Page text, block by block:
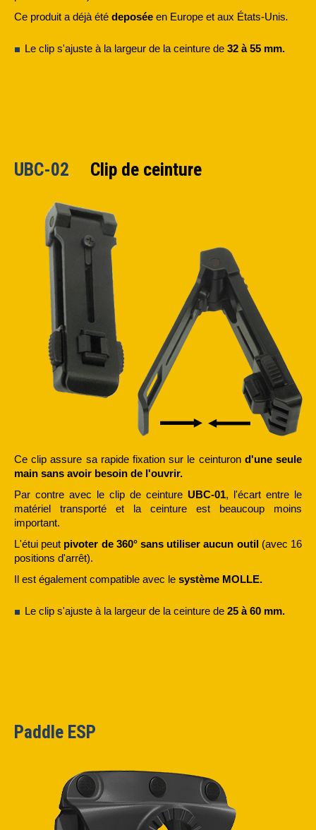
Ce produit a déjà été deposée en Europe et aux États-Unis.
Le clip s'ajuste à la largeur de la ceinture de 32 à 55 mm.
UBC-02 Clip de ceinture
Ce clip assure sa rapide fixation sur le ceinturon d'une seule
main sans avoir besoin de l'ouvrir.
Par contre avec le clip de ceinture UBC-01, l'écart entre le
matériel transporté et la ceinture est beaucoup moins
important.
L'étui peut pivoter de 360° sans utiliser aucun outil (avec 16
positions d'arrêt).
Il est également compatible avec le système MOLLE.
Le clip s'ajuste à la largeur de la ceinture de 25 à 60 mm.
Paddle ESP